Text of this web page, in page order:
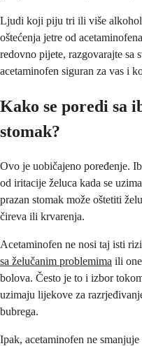
Ljudi koji piju tri ili više
oštećenja jetre od
redovno pijete, razgovarajte sa
acetaminofen siguran za vas i
Kako se poredi sa
stomak?
Ovo je uobičajeno poređenje.
od iritacije želuca kada se
prazan stomak može oštetiti
čireva ili krvarenja.
Acetaminofen ne nosi taj isti
sa želučanim problemima ili
bolova. Često je to i izbor
uzimaju lijekove za
bubrega.
Ipak, acetaminofen ne